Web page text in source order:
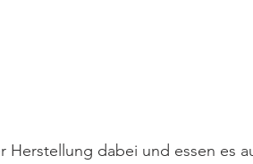
Herstellung dabei und essen es